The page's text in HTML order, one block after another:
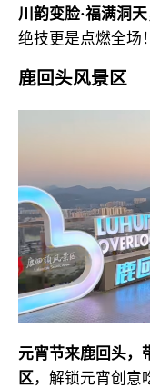
川 韵变脸·福满洞天
绝技更是点燃全场！
鹿回头风景区
元宵节来鹿回头，
区 ，解锁元宵创意